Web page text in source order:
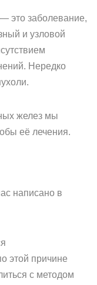
это заболевание,
и узловой
Нередко
желез мы
её лечения.
написано в
этой причине
с методом